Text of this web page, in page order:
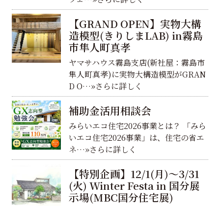
【GRAND OPEN】実物大構
造模型(きりしまLAB) in霧島
市隼人町真孝
ヤマサハウス霧島支店(新社屋：霧島市
隼人町真孝)に実物大構造模型がGRAN
D O…»さらに詳しく
補助金活用相談会
みらいエコ住宅2026事業とは？ 「みら
いエコ住宅2026事業」は、住宅の省エ
ネ…»さらに詳しく
【特別企画】12/1(月)～3/31
(火) Winter Festa in 国分展
示場(MBC国分住宅展)